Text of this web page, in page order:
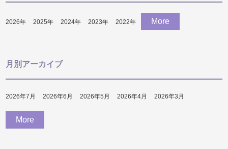
2026年 2025年 2024年 2023年 2022年 More
月別アーカイブ
2026年7月 2026年6月 2026年5月 2026年4月 2026年3月
More